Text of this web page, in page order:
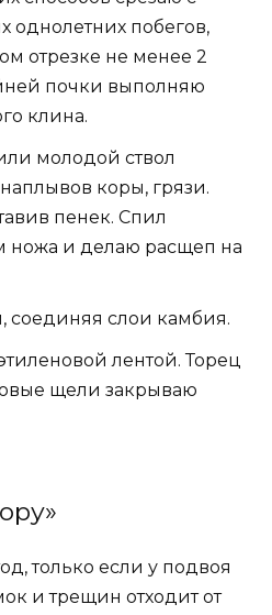
однолетних побегов,
отрезке не менее 2
почки выполняю
клина.
молодой ствол
коры, грязи.
пенек. Спил
ножа и делаю расщеп на
соединяя слои камбия.
лентой. Торец
щели закрываю
только если у подвоя
и трещин отходит от